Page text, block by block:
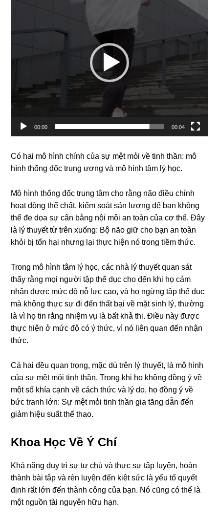
00:00 00:04
Có hai mô hình chính của sự mệt mỏi về tinh thần: mô
hình thống đốc trung ương và mô hình tâm lý học.
Mô hình thống đốc trung tâm cho rằng não điều chỉnh
hoạt động thể chất, kiểm soát sản lượng để bạn không
thể đe dọa sự cân bằng nội môi an toàn của cơ thể. Đây
là lý thuyết từ trên xuống: Bộ não giữ cho bạn an toàn
khỏi bị tổn hại nhưng lại thực hiện nó trong tiềm thức.
Trong mô hình tâm lý học, các nhà lý thuyết quan sát
thấy rằng mọi người tập thể dục cho đến khi họ cảm
nhận được mức độ nỗ lực cao, và họ ngừng tập thể dục
mà không thực sự đi đến thất bại về mặt sinh lý, thường
là vì họ tin rằng nhiệm vụ là bất khả thi. Điều này được
thực hiện ở mức độ có ý thức, vì nó liên quan đến nhận
thức.
Cả hai đều quan trọng, mặc dù trên lý thuyết, là mô hình
của sự mệt mỏi tinh thần. Trong khi họ không đồng ý về
một số khía cạnh về cách thức và lý do, họ đồng ý về
bức tranh lớn: Sự mệt mỏi tinh thần gia tăng dẫn đến
giảm hiệu suất thể thao.
Khoa Học Về Ý Chí
Khả năng duy trì sự tự chủ và thực sự tập luyện, hoàn
thành bài tập và rèn luyện đến kiệt sức là yếu tố quyết
định rất lớn đến thành công của bạn. Nó cũng có thể là
một nguồn tài nguyên hữu hạn.